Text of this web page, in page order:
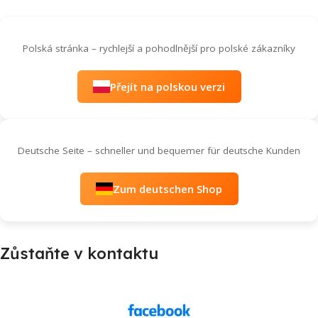
Polská stránka – rychlejší a pohodlnější pro polské zákazníky
Přejít na polskou verzi
Deutsche Seite – schneller und bequemer für deutsche Kunden
Zum deutschen Shop
Zůstaňte v kontaktu